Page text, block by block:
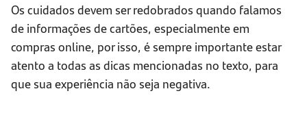
Os cuidados devem ser redobrados quando falamos
de informações de cartões, especialmente em
compras online, por isso, é sempre importante estar
atento a todas as dicas mencionadas no texto, para
que sua experiência não seja negativa.